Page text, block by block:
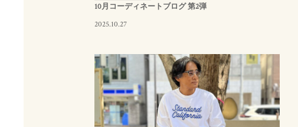
10月コーディネートブログ 第2弾
2025.10.27